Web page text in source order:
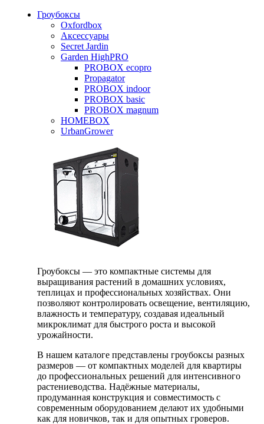
Гроубоксы
Oxfordbox
Аксессуары
Secret Jardin
Garden HighPRO
PROBOX ecopro
Propagator
PROBOX indoor
PROBOX basic
PROBOX magnum
HOMEBOX
UrbanGrower
Гроубоксы — это компактные системы для
выращивания растений в домашних условиях,
теплицах и профессиональных хозяйствах. Они
позволяют контролировать освещение, вентиляцию,
влажность и температуру, создавая идеальный
микроклимат для быстрого роста и высокой
урожайности.
В нашем каталоге представлены гроубоксы разных
размеров — от компактных моделей для квартиры
до профессиональных решений для интенсивного
растениеводства. Надёжные материалы,
продуманная конструкция и совместимость с
современным оборудованием делают их удобными
как для новичков, так и для опытных гроверов.